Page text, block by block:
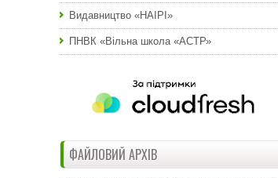
Видавництво «НАІРІ»
ПНВК «Вільна школа «АСТР»
ФАЙЛОВИЙ АРХІВ